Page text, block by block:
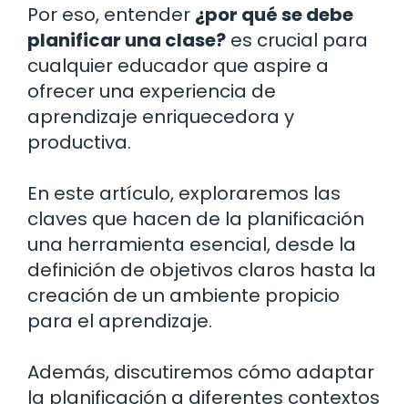
Por eso, entender ¿por qué se debe
planificar una clase? es crucial para
cualquier educador que aspire a
ofrecer una experiencia de
aprendizaje enriquecedora y
productiva.
En este artículo, exploraremos las
claves que hacen de la planificación
una herramienta esencial, desde la
definición de objetivos claros hasta la
creación de un ambiente propicio
para el aprendizaje.
Además, discutiremos cómo adaptar
la planificación a diferentes contextos